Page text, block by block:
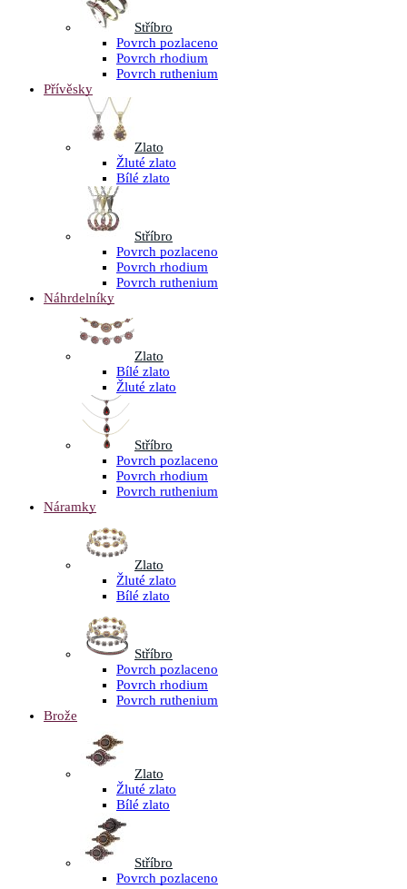
Stříbro
Povrch pozlaceno
Povrch rhodium
Povrch ruthenium
Přívěsky
Zlato
Žluté zlato
Bílé zlato
Stříbro
Povrch pozlaceno
Povrch rhodium
Povrch ruthenium
Náhrdelníky
Zlato
Bílé zlato
Žluté zlato
Stříbro
Povrch pozlaceno
Povrch rhodium
Povrch ruthenium
Náramky
Zlato
Žluté zlato
Bílé zlato
Stříbro
Povrch pozlaceno
Povrch rhodium
Povrch ruthenium
Brože
Zlato
Žluté zlato
Bílé zlato
Stříbro
Povrch pozlaceno